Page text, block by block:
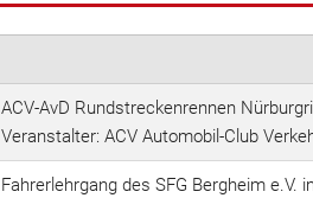
ACV-AvD Rundstreckenrennen
Veranstalter: ACV Automobil-Club
Fahrerlehrgang des SFG Bergheim e.V.